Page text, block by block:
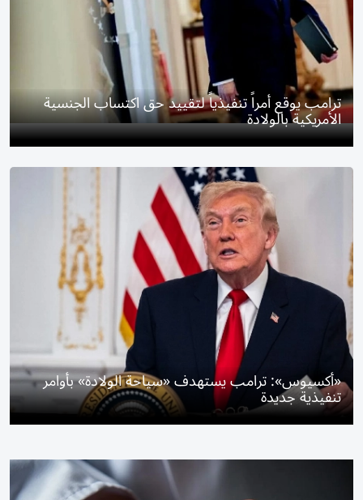
ترامب يوقع أمراً تنفيذياً لتقييد حق اكتساب الجنسية
الأمريكية بالولادة
«أكسيوس»: ترامب يستهدف «سياحة الولادة» بأوامر
تنفيذية جديدة